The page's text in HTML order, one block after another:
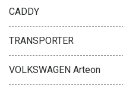
CADDY
TRANSPORTER
VOLKSWAGEN Arteon